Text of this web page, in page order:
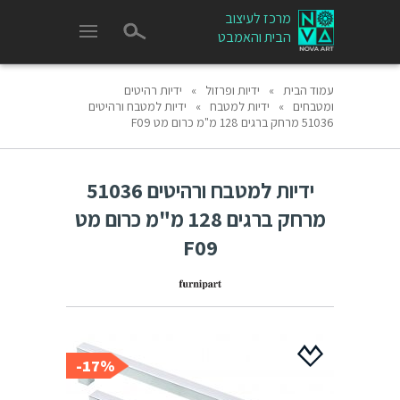
מרכז לעיצוב
הבית והאמבט
עמוד הבית » ידיות ופרזול »
ידיות רהיטים
ומטבחים
» ידיות למטבח »
ידיות למטבח ורהיטים
51036 מרחק ברגים 128 מ"מ כרום מט F09
ידיות למטבח ורהיטים 51036
מרחק ברגים 128 מ"מ כרום מט
F09
17%-